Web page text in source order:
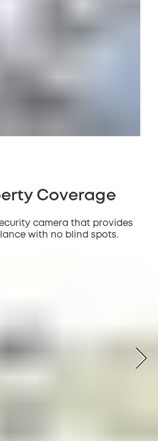
Coverage
camera that provides
with no blind spots.